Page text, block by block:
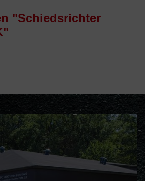
"Schiedsrichter